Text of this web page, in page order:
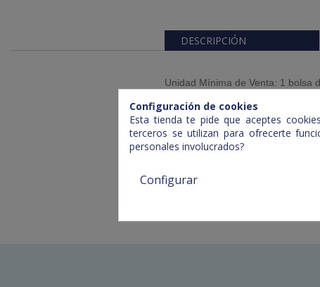
DESCRIPCIÓN
Unidad Mínima de Venta: 1 bolsa
Configuración de cookies
Esta tienda te pide que aceptes
terceros se utilizan para ofrecerte
personales involucrados?
Configurar